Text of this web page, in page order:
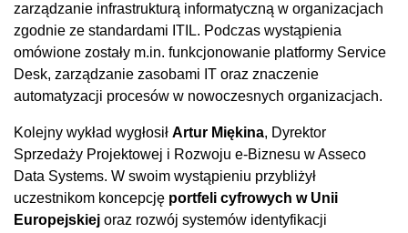
zarządzanie infrastrukturą informatyczną w organizacjach
zgodnie ze standardami ITIL. Podczas wystąpienia
omówione zostały m.in. funkcjonowanie platformy Service
Desk, zarządzanie zasobami IT oraz znaczenie
automatyzacji procesów w nowoczesnych organizacjach.
Kolejny wykład wygłosił Artur Miękina, Dyrektor
Sprzedaży Projektowej i Rozwoju e-Biznesu w Asseco
Data Systems. W swoim wystąpieniu przybliżył
uczestnikom koncepcję portfeli cyfrowych w Unii
Europejskiej oraz rozwój systemów identyfikacji